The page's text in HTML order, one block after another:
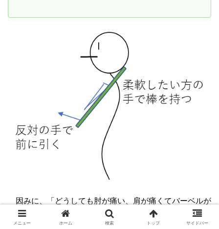
因みに、「どうしても肘が痛い、肩が痛くてバーベルが
持てない。
でも脚トレの為にジムに来たしスクワットはや
メニュー ホーム 検索 トップ サイドバー